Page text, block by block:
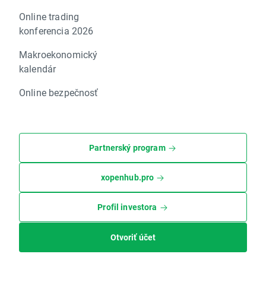
Online trading
konferencia 2026
Makroekonomický
kalendár
Online bezpečnosť
Partnerský program
xopenhub.pro
Profil investora
Otvoriť účet